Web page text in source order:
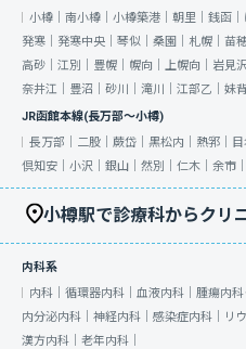
小樽｜ 南小樽｜ 小樽築港｜ 朝里｜ 銭函｜
発寒｜ 発寒中央｜ 琴似｜ 桑園｜ 札幌｜ 苗穂
高砂｜ 江別｜ 豊幌｜ 幌向｜ 上幌向｜ 岩見沢
奈井江｜ 豊沼｜ 砂川｜ 滝川｜ 江部乙｜ 妹
JR函館本線(長万部～小樽)
長万部｜ 二股｜ 蕨岱｜ 黒松内｜ 熱郛｜ 目
倶知安｜ 小沢｜ 銀山｜ 然別｜ 仁木｜ 余市｜
小樽駅で診療科からクリ
内科系
内科｜ 循環器内科｜ 血液内科｜ 腫瘍内科
内分泌内科｜ 神経内科｜ 感染症内科｜ リ
漢方内科｜ 老年内科｜